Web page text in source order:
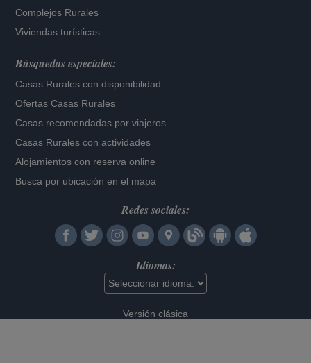
Complejos Rurales
Viviendas turísticas
Búsquedas especiales:
Casas Rurales con disponibilidad
Ofertas Casas Rurales
Casas recomendadas por viajeros
Casas Rurales con actividades
Alojamientos con reserva online
Busca por ubicación en el mapa
Redes sociales:
Idiomas:
Versión clásica